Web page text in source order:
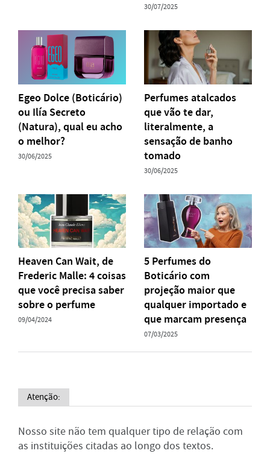
30/07/2025
Egeo Dolce (Boticário)
ou Ilía Secreto
(Natura), qual eu acho
o melhor?
30/06/2025
Perfumes atalcados
que vão te dar,
literalmente, a
sensação de banho
tomado
30/06/2025
Heaven Can Wait, de
Frederic Malle: 4 coisas
que você precisa saber
sobre o perfume
09/04/2024
5 Perfumes do
Boticário com
projeção maior que
qualquer importado e
que marcam presença
07/03/2025
Atenção:
Nosso site não tem qualquer tipo de relação com
as instituições citadas ao longo dos textos.